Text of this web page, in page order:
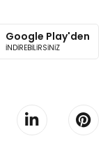
Google Play'den
İNDİREBİLİRSİNİZ